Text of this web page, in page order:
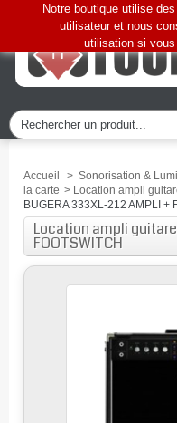
Notre boutique utilise
utilisateur et nous
utilisation si
Accueil > Sonorisation &
la carte > Location ampli
BUGERA 333XL-212 AMPLI +
Location ampli guitare
FOOTSWITCH